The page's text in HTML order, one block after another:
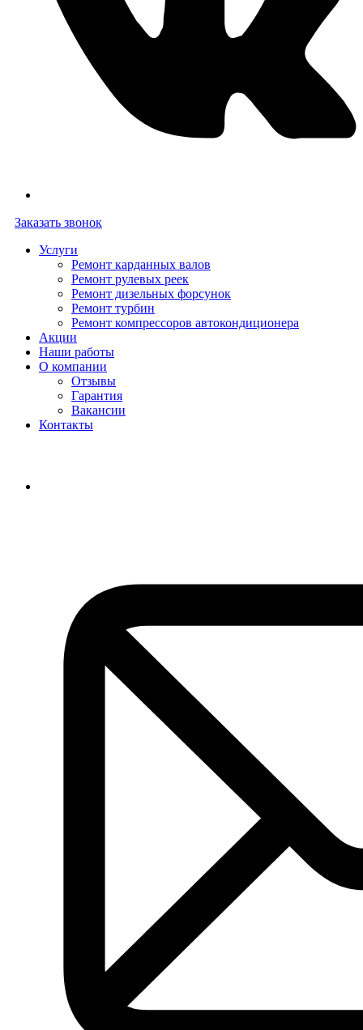
Заказать звонок
Услуги
Ремонт карданных валов
Ремонт рулевых реек
Ремонт дизельных форсунок
Ремонт турбин
Ремонт компрессоров автокондиционера
Акции
Наши работы
О компании
Отзывы
Гарантия
Вакансии
Контакты